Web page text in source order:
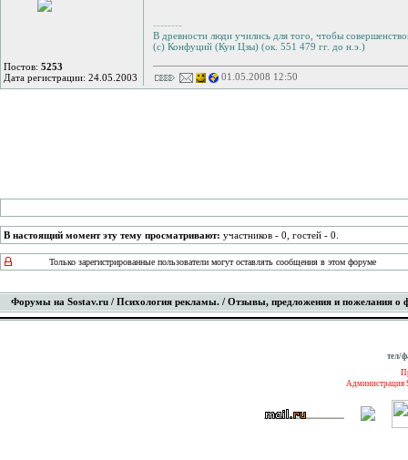
Постов: 5253
Дата регистрации: 24.05.2003
--------
В древности люди учились для того, чтобы
(с) Конфуций (Кун Цзы) (ок. 551 479 гг. до н.э.)
01.05.2008 12:50
В настоящий момент эту тему просматривают: участников - 0, гостей - 0.
Только зарегистрированные пользователи могут оставлять сообщения в этом форуме
Форумы на Sostav.ru / Психология рекламы. / Отзывы, предложения и пожелания
тел/
Администрация